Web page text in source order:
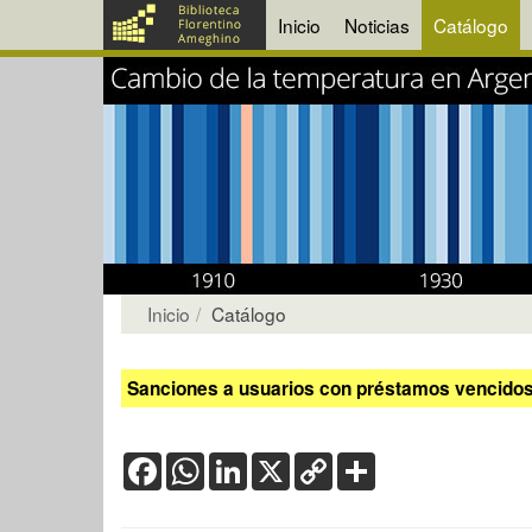
Inicio Noticias Catálogo
Inicio Catálogo
Sanciones a usuarios con préstamos
FacebookWhatsApp
LinkedIn
X Copy
Link